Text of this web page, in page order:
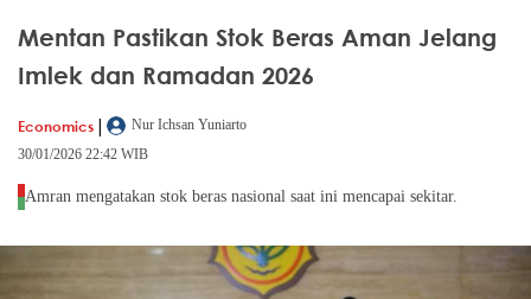
Mentan Pastikan Stok Beras Aman Jelang
Imlek dan Ramadan 2026
Economics |
Nur Ichsan Yuniarto
30/01/2026 22:42 WIB
Amran mengatakan stok beras nasional saat ini mencapai sekitar.